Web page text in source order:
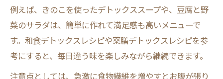
例えば、きのこを使ったデトックススープや、豆腐と野
菜のサラダは、簡単に作れて満足感も高いメニューで
す。和食デトックスレシピや薬膳デトックスレシピを参
考にすると、毎日違う味を楽しみながら継続できます。
注意点としては、急激に食物繊維を増やすとお腹が張り